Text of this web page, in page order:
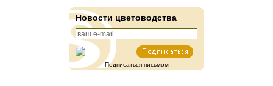
Новости цветоводства
Подписаться письмом